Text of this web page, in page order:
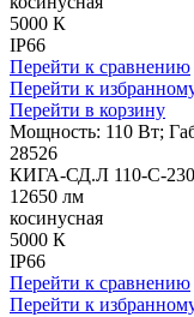
5000 К
IP66
Перейти к сравнению
Перейти к
Перейти в корзину
Мощность: 110 Вт;
28526
КИГА-СД.Л 110-С-
12650 лм
косинусная
5000 К
IP66
Перейти к сравнению
Перейти к